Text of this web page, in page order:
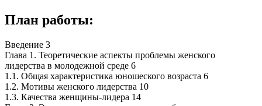
План работы:
Введение 3
Глава 1. Теоретические аспекты проблемы женского
лидерства в молодежной среде 6
1.1. Общая характеристика юношеского возраста 6
1.2. Мотивы женского лидерства 10
1.3. Качества женщины-лидера 14